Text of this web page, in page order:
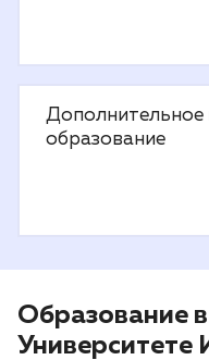
Дополнительное
образование
Образование в